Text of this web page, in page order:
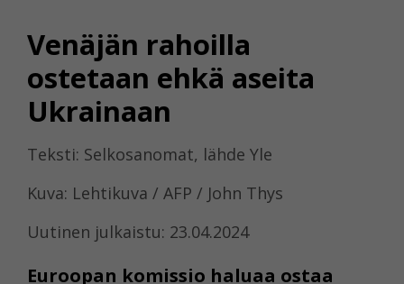
Venäjän rahoilla
ostetaan ehkä aseita
Ukrainaan
Teksti: Selkosanomat, lähde Yle
Kuva: Lehtikuva / AFP / John Thys
Uutinen julkaistu: 23.04.2024
Euroopan komissio haluaa ostaa